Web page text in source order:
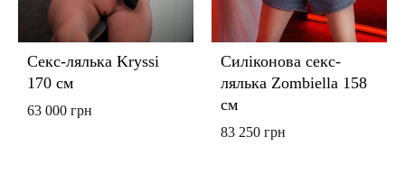
Секс-лялька Kryssi
170 см
63 000 грн
Силіконова секс-
лялька Zombiella 158
см
83 250 грн